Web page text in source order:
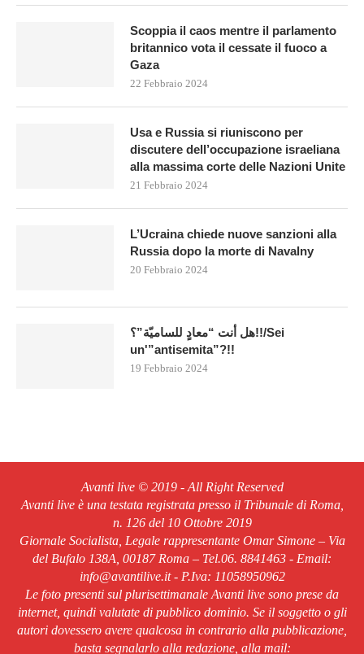
Scoppia il caos mentre il parlamento
britannico vota il cessate il fuoco a
Gaza
22 Febbraio 2024
Usa e Russia si riuniscono per
discutere dell’occupazione israeliana
alla massima corte delle Nazioni Unite
21 Febbraio 2024
L’Ucraina chiede nuove sanzioni alla
Russia dopo la morte di Navalny
20 Febbraio 2024
هل أنت “معادٍ للساميّة”؟!!/Sei
un'”antisemita”?!!
19 Febbraio 2024
Avanti live © 2019 - All Right Reserved
Avanti live è una testata registrata presso il Tribunale di Roma,
n. 126 del 10 Ottobre 2019
Giornale Socialista, Legale rappresentante Omar Simone – Via
del Bufalo 138A, 00187 Roma – Tel.06. 8841463 - Email:
info@avantilive.it - P.Iva: 11058950962
Le foto presenti sul plurisettimanale Avanti live sono prese da
internet, quindi valutate di pubblico dominio. Se il soggetto o gli
autori dovessero avere qualcosa in contrario alla pubblicazione,
basta segnalarlo alla redazione, alla mail: